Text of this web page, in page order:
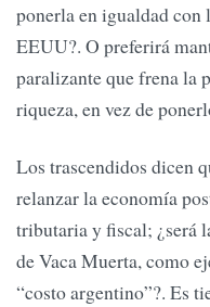
ponerla en igualdad con
EEUU?. O preferirá
paralizante que frena la
riqueza, en vez de
Los trascendidos dicen
relanzar la economía
tributaria y fiscal; ¿será
de Vaca Muerta, como
“costo argentino”?. Es